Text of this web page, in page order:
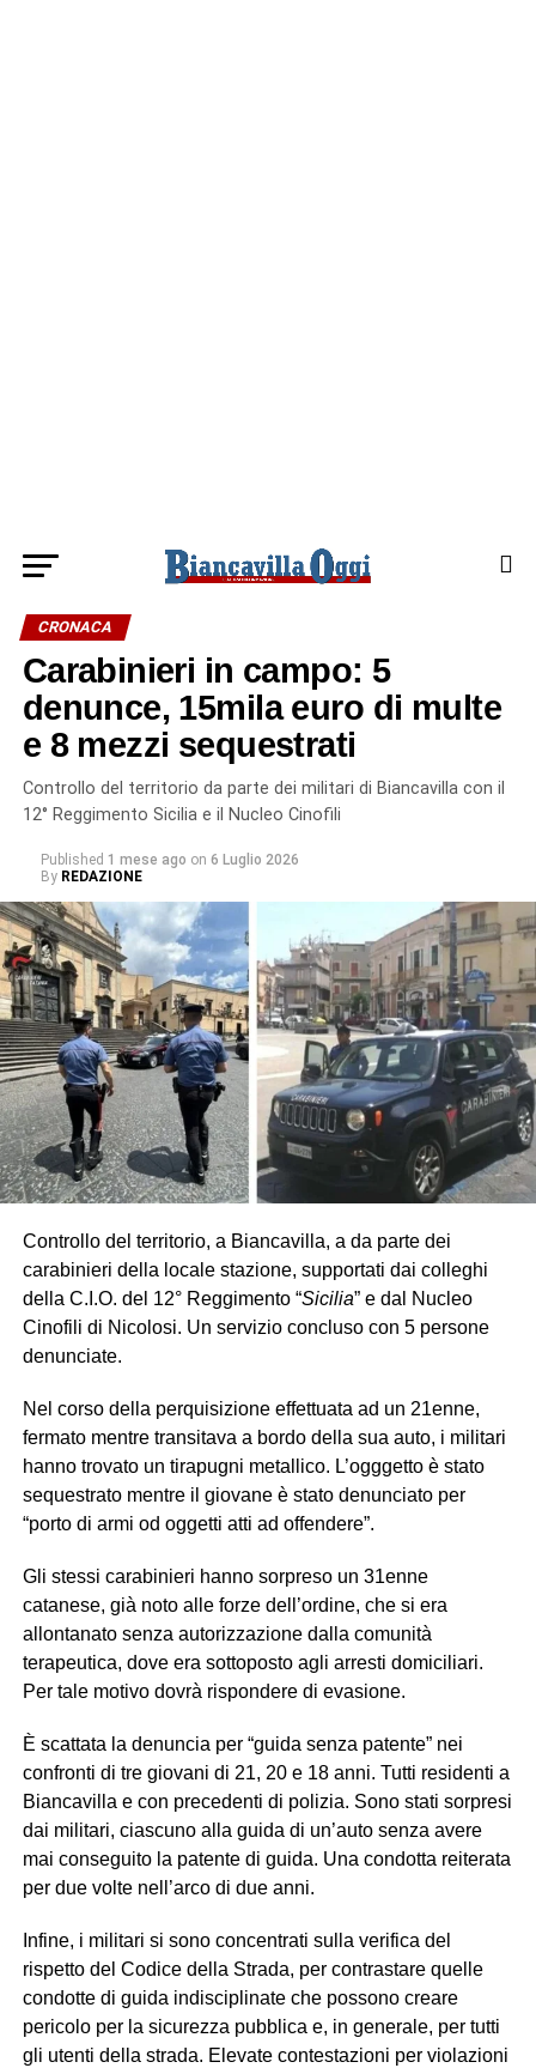
CRONACA
Carabinieri in campo: 5
denunce, 15mila euro di multe
e 8 mezzi sequestrati
Controllo del territorio da parte dei militari di Biancavilla con il
12° Reggimento Sicilia e il Nucleo Cinofili
Published 1 mese ago on 6 Luglio 2026
By REDAZIONE
Controllo del territorio, a Biancavilla, a da parte dei
carabinieri della locale stazione, supportati dai colleghi
della C.I.O. del 12° Reggimento “Sicilia” e dal Nucleo
Cinofili di Nicolosi. Un servizio concluso con 5 persone
denunciate.
Nel corso della perquisizione effettuata ad un 21enne,
fermato mentre transitava a bordo della sua auto, i militari
hanno trovato un tirapugni metallico. L’ogggetto è stato
sequestrato mentre il giovane è stato denunciato per
“porto di armi od oggetti atti ad offendere”.
Gli stessi carabinieri hanno sorpreso un 31enne
catanese, già noto alle forze dell’ordine, che si era
allontanato senza autorizzazione dalla comunità
terapeutica, dove era sottoposto agli arresti domiciliari.
Per tale motivo dovrà rispondere di evasione.
È scattata la denuncia per “guida senza patente” nei
confronti di tre giovani di 21, 20 e 18 anni. Tutti residenti a
Biancavilla e con precedenti di polizia. Sono stati sorpresi
dai militari, ciascuno alla guida di un’auto senza avere
mai conseguito la patente di guida. Una condotta reiterata
per due volte nell’arco di due anni.
Infine, i militari si sono concentrati sulla verifica del
rispetto del Codice della Strada, per contrastare quelle
condotte di guida indisciplinate che possono creare
pericolo per la sicurezza pubblica e, in generale, per tutti
gli utenti della strada. Elevate contestazioni per violazioni